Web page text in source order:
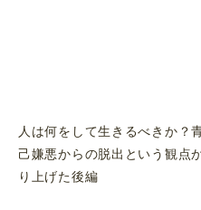
人は何をして生きるべきか？
己嫌悪からの脱出という観点
り上げた後編